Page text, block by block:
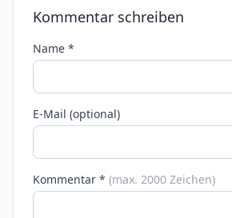
Kommentar schreiben
Name *
E-Mail (optional)
Kommentar * (max. 2000 Zeichen)